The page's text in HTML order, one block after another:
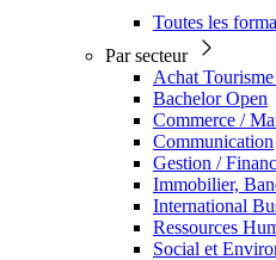
Toutes les
Par secteur
Achat
Bachelor Open
Commerce /
Communication
Gestion /
Immobilier,
International
Ressources
Social et